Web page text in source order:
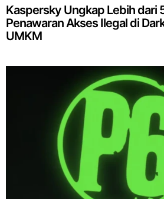
Kaspersky Ungkap Lebih dari
Penawaran Akses Ilegal di
UMKM